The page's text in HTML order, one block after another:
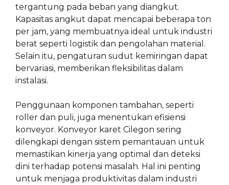
tergantung pada beban yang diangkut.
Kapasitas angkut dapat mencapai beberapa ton
per jam, yang membuatnya ideal untuk industri
berat seperti logistik dan pengolahan material.
Selain itu, pengaturan sudut kemiringan dapat
bervariasi, memberikan fleksibilitas dalam
instalasi.
Penggunaan komponen tambahan, seperti
roller dan puli, juga menentukan efisiensi
konveyor. Konveyor karet Cilegon sering
dilengkapi dengan sistem pemantauan untuk
memastikan kinerja yang optimal dan deteksi
dini terhadap potensi masalah. Hal ini penting
untuk menjaga produktivitas dalam industri